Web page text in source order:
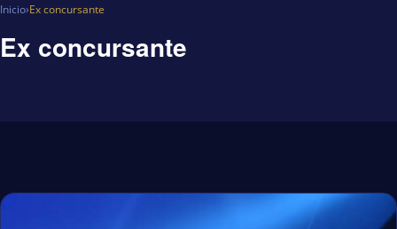
Inicio›Ex concursante
Ex concursante